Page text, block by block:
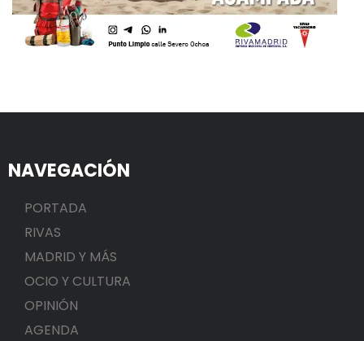
NAVEGACIÓN
PORTADA
RIVAS
MADRID Y MÁS
OCIO Y CULTURA
OPINIÓN
AGENDA